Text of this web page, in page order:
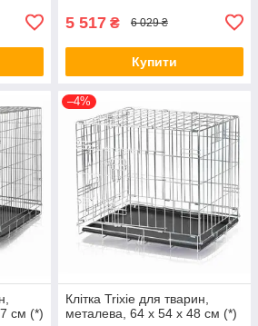
5 517 ₴ 6 029 ₴
Купити
см (*)
–4%
Клітка Trixie для тварин,
металева, 64 x 54 x 48 см (*)